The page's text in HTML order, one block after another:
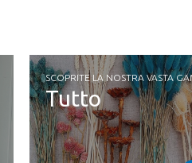
SCOPRITE LA NOSTRA VASTA
Tutto